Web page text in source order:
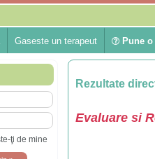
Gaseste un terapeut Pune
ţi de mine
Rezultate
Evaluare si